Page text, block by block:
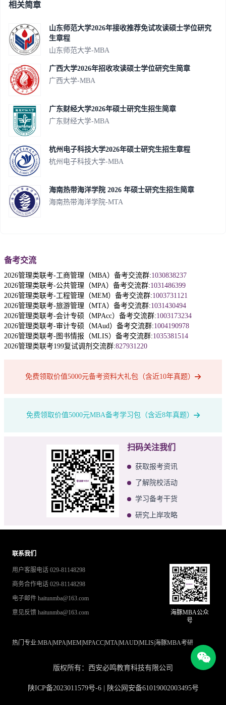
相关简章
山东师范大学2026年接收推荐免试攻读硕士学位研究
生章程
山东师范大学-MBA
广西大学2026年招收攻读硕士学位研究生简章
广西大学-MBA
广东财经大学2026年硕士研究生招生简章
广东财经大学-MBA
杭州电子科技大学2026年硕士研究生招生章程
杭州电子科技大学-MBA
海南热带海洋学院 2026 年硕士研究生招生简章
海南热带海洋学院-MTA
备考交流
2026管理类联考-工商管理（MBA）备考交流群:1030838237
2026管理类联考-公共管理（MPA）备考交流群:1031486399
2026管理类联考-工程管理（MEM）备考交流群:1003731121
2026管理类联考-旅游管理（MTA）备考交流群:1031430494
2026管理类联考-会计专硕（MPAcc）备考交流群:1003173234
2026管理类联考-审计专硕（MAud）备考交流群:1004190978
2026管理类联考-图书情报（MLIS）备考交流群:1035381514
2026管理类联考199复试调剂交流群:827931220
免费领取价值5000元备考资料大礼包（含近10年真题）
免费领取价值5000元MBA备考学习包（含近8年真题）
扫码关注我们
获取报考资讯
了解院校活动
学习备考干货
研究上岸攻略
联系我们
用户客服电话 029-81148298
商务合作电话 029-81148298
电子邮件 haitunmba@163.com
意见反馈 haitunmba@163.com
海豚MBA公众
号
热门专业:MBAMPAMEM MPACCMTAMAUDMLIS 海豚MBA考研
版权所有：西安必鸣教育科技有限公司
陕ICP备2023011579号-6 | 陕公网安备61019002003495号